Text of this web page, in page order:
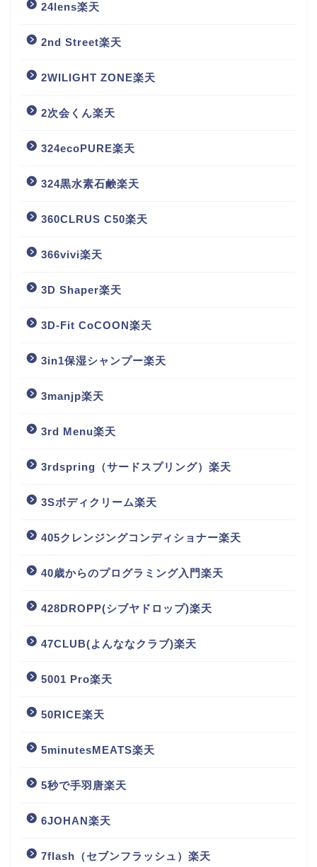
24lens楽天
2nd Street楽天
2WILIGHT ZONE楽天
2次会くん楽天
324ecoPURE楽天
324黒水素石鹸楽天
360CLRUS C50楽天
366vivi楽天
3D Shaper楽天
3D-Fit CoCOON楽天
3in1保湿シャンプー楽天
3manjp楽天
3rd Menu楽天
3rdspring（サードスプリング）楽天
3Sボディクリーム楽天
405クレンジングコンディショナー楽天
40歳からのプログラミング入門楽天
428DROPP(シブヤドロップ)楽天
47CLUB(よんななクラブ)楽天
5001 Pro楽天
50RICE楽天
5minutesMEATS楽天
5秒で手羽唐楽天
6JOHAN楽天
7flash（セブンフラッシュ）楽天